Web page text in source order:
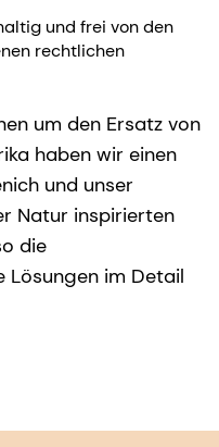
und frei von den
rechtlichen
um den Ersatz von
haben wir einen
und unser
Natur inspirierten
die
Lösungen im Detail